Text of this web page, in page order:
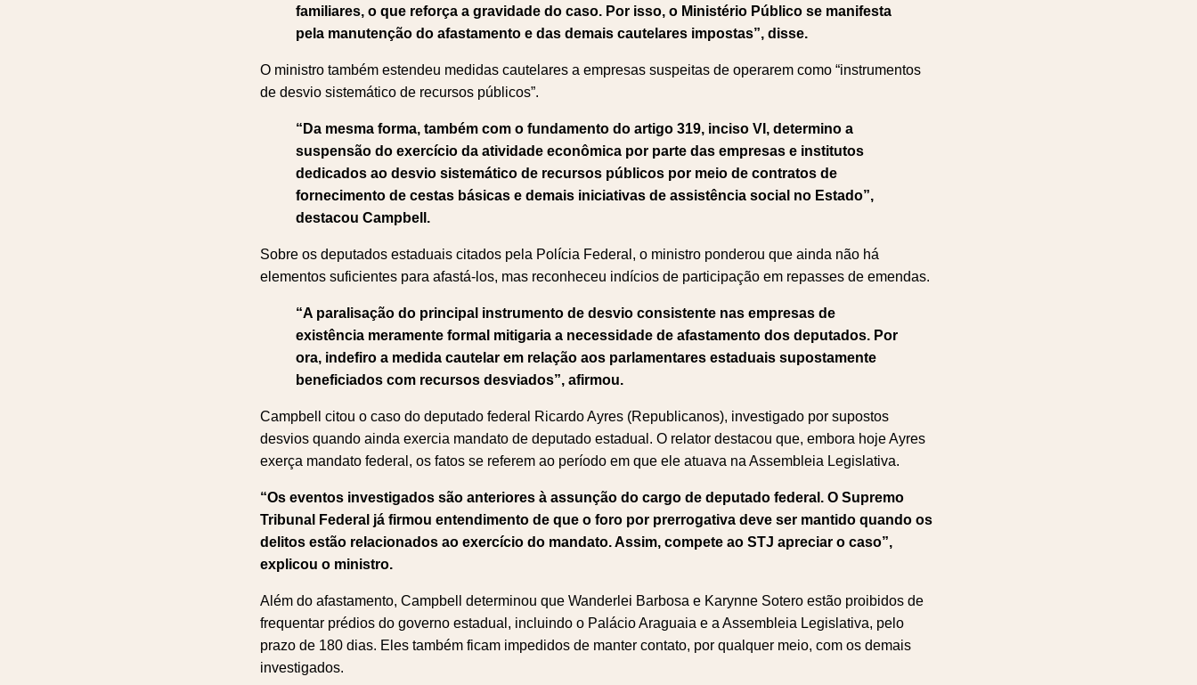
familiares, o que reforça a gravidade do caso. Por isso, o Ministério Público se manifesta
pela manutenção do afastamento e das demais cautelares impostas”, disse.
O ministro também estendeu medidas cautelares a empresas suspeitas de operarem como “instrumentos
de desvio sistemático de recursos públicos”.
“Da mesma forma, também com o fundamento do artigo 319, inciso VI, determino a
suspensão do exercício da atividade econômica por parte das empresas e institutos
dedicados ao desvio sistemático de recursos públicos por meio de contratos de
fornecimento de cestas básicas e demais iniciativas de assistência social no Estado”,
destacou Campbell.
Sobre os deputados estaduais citados pela Polícia Federal, o ministro ponderou que ainda não há
elementos suficientes para afastá-los, mas reconheceu indícios de participação em repasses de emendas.
“A paralisação do principal instrumento de desvio consistente nas empresas de
existência meramente formal mitigaria a necessidade de afastamento dos deputados. Por
ora, indefiro a medida cautelar em relação aos parlamentares estaduais supostamente
beneficiados com recursos desviados”, afirmou.
Campbell citou o caso do deputado federal Ricardo Ayres (Republicanos), investigado por supostos
desvios quando ainda exercia mandato de deputado estadual. O relator destacou que, embora hoje Ayres
exerça mandato federal, os fatos se referem ao período em que ele atuava na Assembleia Legislativa.
“Os eventos investigados são anteriores à assunção do cargo de deputado federal. O Supremo
Tribunal Federal já firmou entendimento de que o foro por prerrogativa deve ser mantido quando os
delitos estão relacionados ao exercício do mandato. Assim, compete ao STJ apreciar o caso”,
explicou o ministro.
Além do afastamento, Campbell determinou que Wanderlei Barbosa e Karynne Sotero estão proibidos de
frequentar prédios do governo estadual, incluindo o Palácio Araguaia e a Assembleia Legislativa, pelo
prazo de 180 dias. Eles também ficam impedidos de manter contato, por qualquer meio, com os demais
investigados.